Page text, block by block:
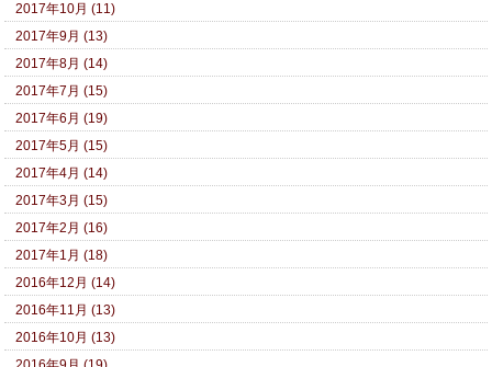
2017年10月 (11)
2017年9月 (13)
2017年8月 (14)
2017年7月 (15)
2017年6月 (19)
2017年5月 (15)
2017年4月 (14)
2017年3月 (15)
2017年2月 (16)
2017年1月 (18)
2016年12月 (14)
2016年11月 (13)
2016年10月 (13)